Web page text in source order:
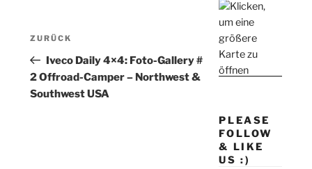
Beitragsnavigation
Vorheriger
Beitrag
ZURÜCK
Iveco Daily 4×4: Foto-Gallery #
2 Offroad-Camper – Northwest &
Southwest USA
PLEASE
FOLLOW
& LIKE
US :)